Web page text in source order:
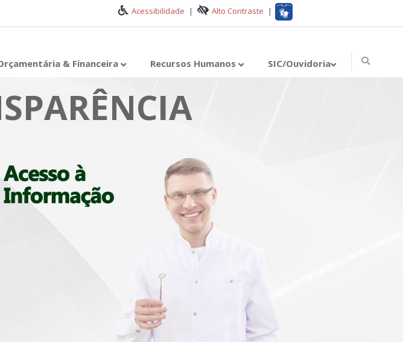
Acessibilidade | Alto Contraste |
& Financeira Recursos Humanos SIC/Ouvidoria